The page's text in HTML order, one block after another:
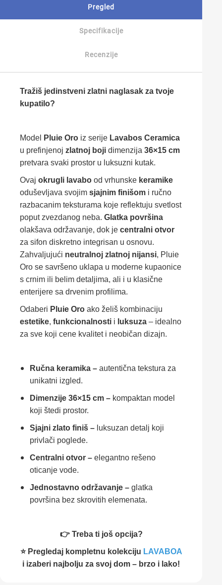
Pregled
Specifikacije
Recenzije
Tražiš jedinstveni zlatni naglasak za tvoje
kupatilo?
Model Pluie Oro iz serije Lavabos Ceramica
u prefinjenoj zlatnoj boji dimenzija 36×15 cm
pretvara svaki prostor u luksuzni kutak.
Ovaj okrugli lavabo od vrhunske keramike
oduševljava svojim sjajnim finišom i ručno
razbacanim teksturama koje reflektuju svetlost
poput zvezdanog neba. Glatka površina
olakšava održavanje, dok je centralni otvor
za sifon diskretno integrisan u osnovu.
Zahvaljujući neutralnoj zlatnoj nijansi, Pluie
Oro se savršeno uklapa u moderne kupaonice
s crnim ili belim detaljima, ali i u klasične
enterijere sa drvenim profilima.
Odaberi Pluie Oro ako želiš kombinaciju
estetike, funkcionalnosti i luksuza – idealno
za sve koji cenе kvalitet i neobičan dizajn.
Ručna keramika – autentična tekstura za
unikatni izgled.
Dimenzije 36×15 cm – kompaktan model
koji štedi prostor.
Sjajni zlato finiš – luksuzan detalj koji
privlači poglede.
Centralni otvor – elegantno rešeno
oticanje vode.
Jednostavno održavanje – glatka
površina bez skrovitih elemenata.
👉 Treba ti još opcija?
⭐ Pregledaj kompletnu kolekciju LAVABOA
i izaberi najbolju za svoj dom – brzo i lako!